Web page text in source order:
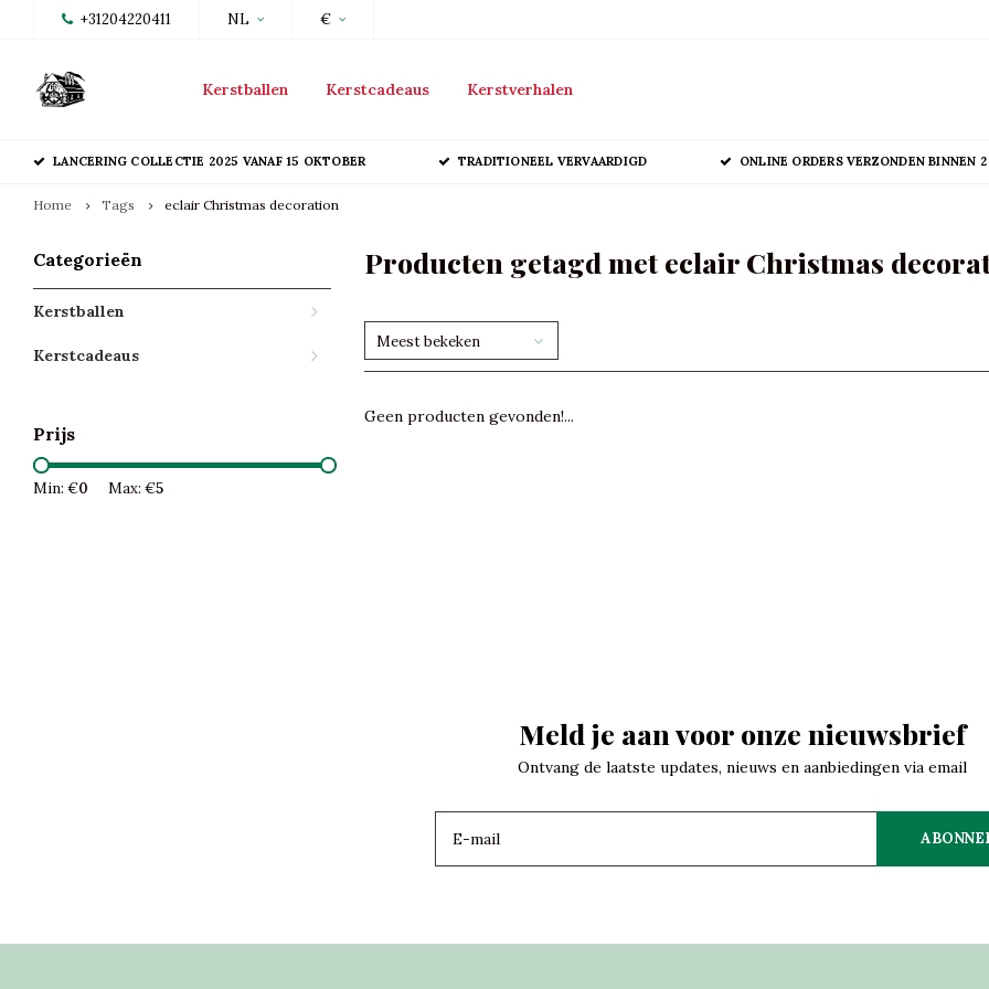
+31204220411 NL €
Kerstballen Kerstcadeaus Kerstverhalen
LANCERING COLLECTIE 2025 VANAF 15 OKTOBER TRADITIONEEL VERVAARDIGD ONLINE ORDERS VERZONDEN BINNEN
Home Tags eclair Christmas decoration
Categorieën
Kerstballen
Kerstcadeaus
Prijs
Min: €0 Max: €5
Producten getagd met eclair Christmas
Meest bekeken
Geen producten gevonden!...
Meld je aan voor onze nieuwsbrief
Ontvang de laatste updates, nieuws en aanbiedingen via email